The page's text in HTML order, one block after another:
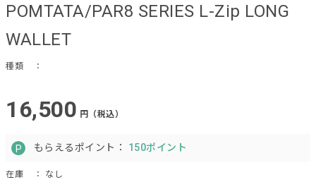
POMTATA/PAR8 SERIES L-Zip LONG
WALLET
種類 ：
16,500 円（税込）
もらえるポイント： 150ポイント
在庫 ： なし